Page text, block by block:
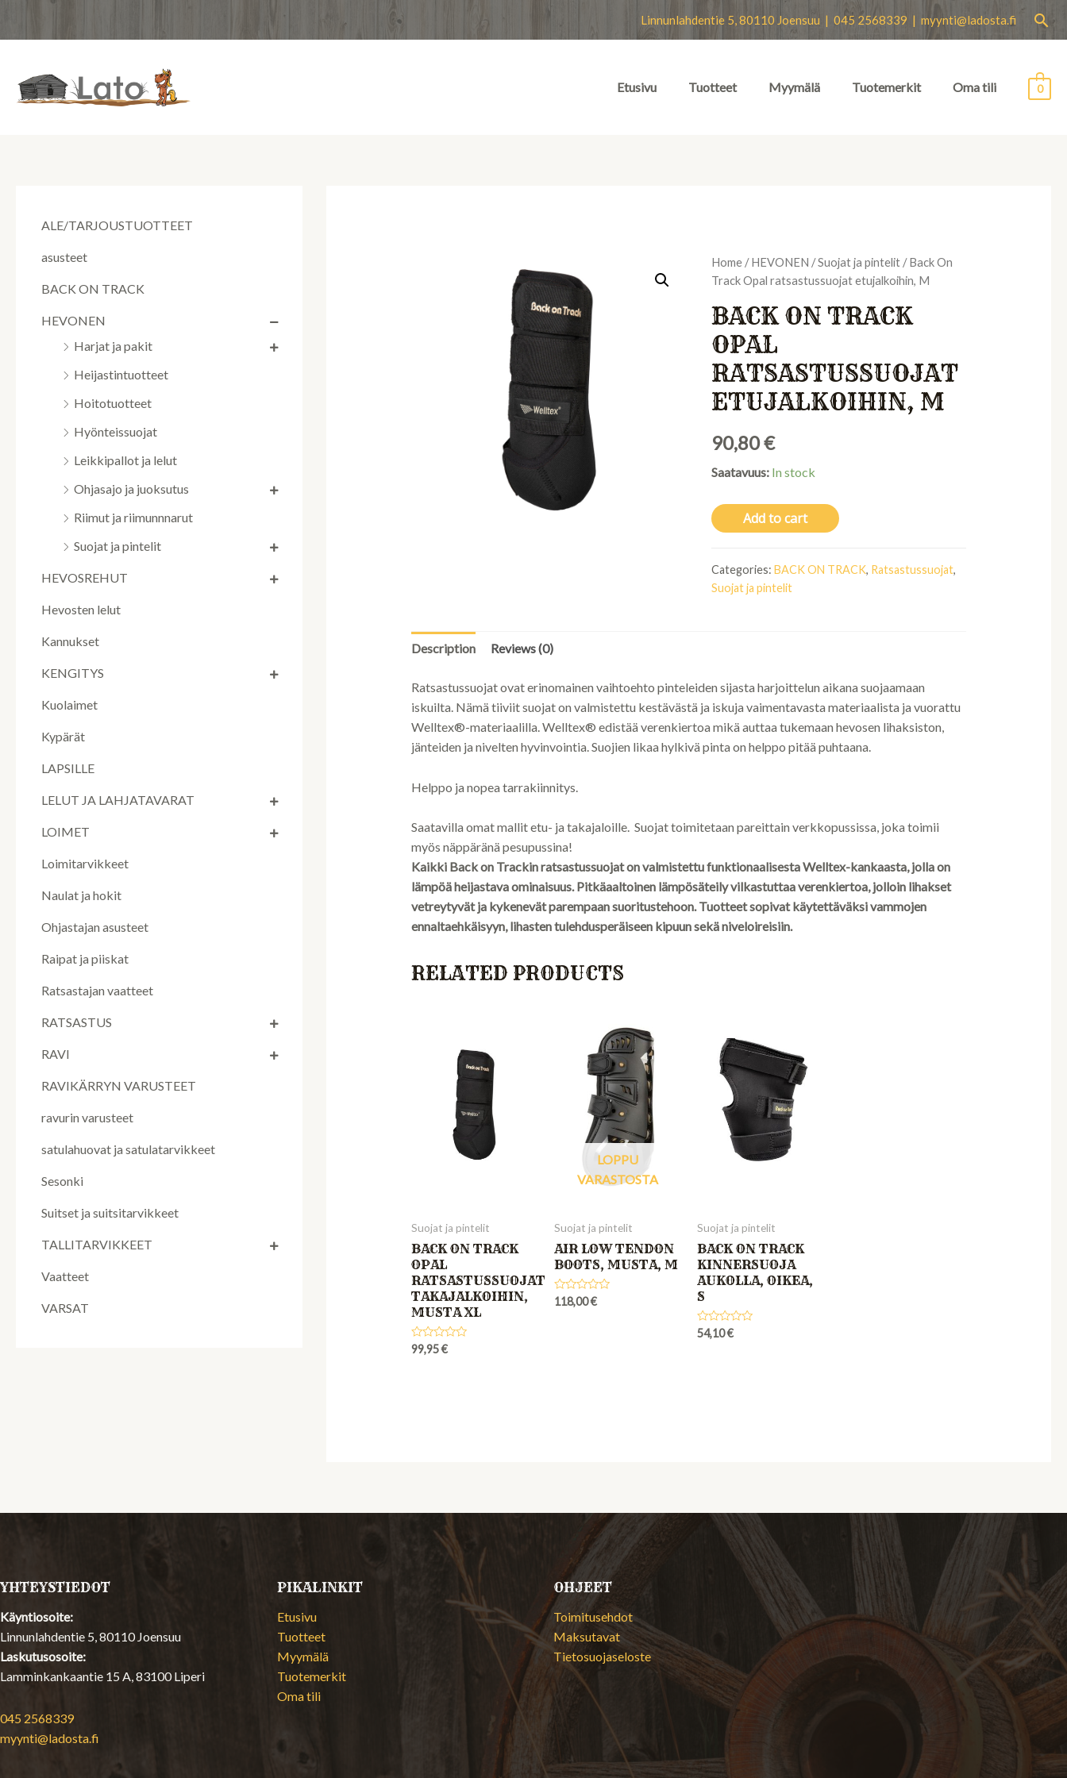
Linnunlahdentie 5, 80110 Joensuu | 045 2568339 | myynti@ladosta.fi Hae
Etusivu Tuotteet Myymälä Tuotemerkit Oma tili 0
ALE/TARJOUSTUOTTEET
asusteet
BACK ON TRACK
HEVONEN
Harjat ja pakit
Heijastintuotteet
Hoitotuotteet
Hyönteissuojat
Leikkipallot ja lelut
Ohjasajo ja juoksutus
Riimut ja riimunnnarut
Suojat ja pintelit
HEVOSREHUT
Hevosten lelut
Kannukset
KENGITYS
Kuolaimet
Kypärät
LAPSILLE
LELUT JA LAHJATAVARAT
LOIMET
Loimitarvikkeet
Naulat ja hokit
Ohjastajan asusteet
Raipat ja piiskat
Ratsastajan vaatteet
RATSASTUS
RAVI
RAVIKÄRRYN VARUSTEET
ravurin varusteet
satulahuovat ja satulatarvikkeet
Sesonki
Suitset ja suitsitarvikkeet
TALLITARVIKKEET
Vaatteet
VARSAT
Home/HEVONEN /Suojat ja pintelit/ Back On
Track Opal ratsastussuojat etujalkoihin, M
BACK ON TRACK
OPAL
RATSASTUSSUOJAT
ETUJALKOIHIN, M
90,80€
Saatavuus: In stock
Add to cart
Categories: BACK ON TRACK, Ratsastussuojat,
Suojat ja pintelit
Description Reviews (0)
Ratsastussuojat ovat erinomainen vaihtoehto pinteleiden sijasta harjoittelun aikana suojaamaan
iskuilta. Nämä tiiviit suojat on valmistettu kestävästä ja iskuja vaimentavasta materiaalista ja vuorattu
Welltex®-materiaalilla. Welltex® edistää verenkiertoa mikä auttaa tukemaan hevosen lihaksiston,
jänteiden ja nivelten hyvinvointia. Suojien likaa hylkivä pinta on helppo pitää puhtaana.
Helppo ja nopea tarrakiinnitys.
Saatavilla omat mallit etu- ja takajaloille. Suojat toimitetaan pareittain verkkopussissa, joka toimii
myös näppäränä pesupussina!
Kaikki Back on Trackin ratsastussuojat on valmistettu funktionaalisesta Welltex-kankaasta, jolla on
lämpöä heijastava ominaisuus.Pitkäaaltoinen lämpösäteily vilkastuttaa verenkiertoa, jolloin lihakset
vetreytyvät ja kykenevät parempaan suoritustehoon. Tuotteet sopivat käytettäväksi vammojen
ennaltaehkäisyyn, lihasten tulehdusperäiseen kipuun sekä niveloireisiin.
RELATED PRODUCTS
Suojat ja pintelit
BACK ON TRACK
OPAL
RATSASTUSSUOJAT
TAKAJALKOIHIN,
MUSTA XL
Rated
99,95€
LOPPU
VARASTOSTA
Suojat ja pintelit
AIR LOW TENDON
BOOTS, MUSTA, M
Rated
118,00€
Suojat ja pintelit
BACK ON TRACK
KINNERSUOJA
AUKOLLA, OIKEA,
S
Rated
54,10€
YHTEYSTIEDOT
Käyntiosoite:
Linnunlahdentie 5, 80110 Joensuu
Laskutusosoite:
Lamminkankaantie 15 A, 83100 Liperi
045 2568339
myynti@ladosta.fi
PIKALINKIT
Etusivu
Tuotteet
Myymälä
Tuotemerkit
Oma tili
OHJEET
Toimitusehdot
Maksutavat
Tietosuojaseloste